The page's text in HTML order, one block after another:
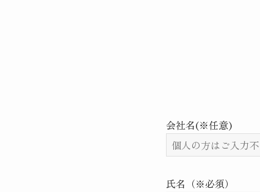
会社名(※任意)
氏名（※必須）